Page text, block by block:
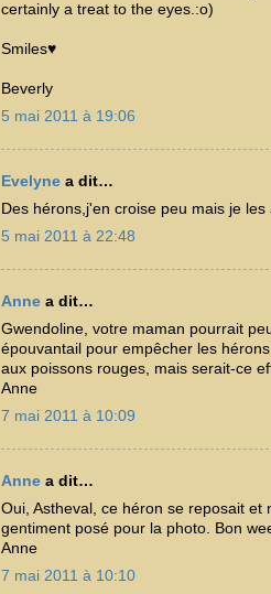
certainly a treat to the eyes.:o)
Smiles♥
Beverly
5 mai 2011 à 19:06
Evelyne a dit…
Des hérons,j'en croise peu mais je les
5 mai 2011 à 22:48
Anne a dit…
Gwendoline, votre maman pourrait
épouvantail pour empêcher les
aux poissons rouges, mais serait-ce
Anne
7 mai 2011 à 10:09
Anne a dit…
Oui, Astheval, ce héron se reposait et
gentiment posé pour la photo. Bon
Anne
7 mai 2011 à 10:10